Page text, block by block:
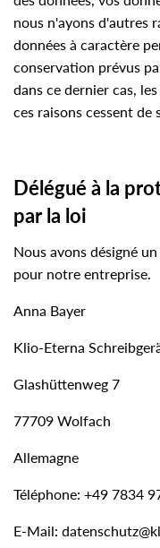
nous n'ayons d'autres
données à caractère
conservation prévus
dans ce dernier cas,
ces raisons cessent de
Délégué à la
par la loi
Nous avons désigné
pour notre entreprise.
Anna Bayer
Klio-Eterna
Glashüttenweg 7
77709 Wolfach
Allemagne
Téléphone: +49 7834
E-Mail: